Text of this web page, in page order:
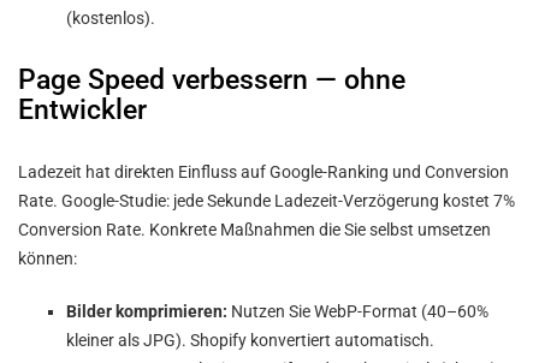
(kostenlos).
Page Speed verbessern — ohne
Entwickler
Ladezeit hat direkten Einfluss auf Google-Ranking und Conversion
Rate. Google-Studie: jede Sekunde Ladezeit-Verzögerung kostet 7%
Conversion Rate. Konkrete Maßnahmen die Sie selbst umsetzen
können:
Bilder komprimieren: Nutzen Sie WebP-Format (40–60%
kleiner als JPG). Shopify konvertiert automatisch.